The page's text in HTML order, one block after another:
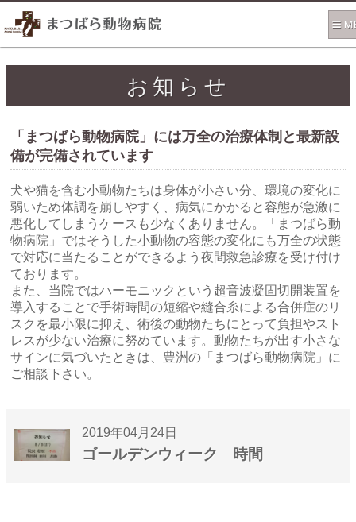
お知らせ
「まつばら動物病院」には万全の治療体制と最新設
備が完備されています
犬や猫を含む小動物たちは身体が小さい分、環境の変化に
弱いため体調を崩しやすく、病気にかかると容態が急激に
悪化してしまうケースも少なくありません。「まつばら動
物病院」ではそうした小動物の容態の変化にも万全の状態
で対応に当たることができるよう夜間救急診療を受け付け
ております。
また、当院ではハーモニックという超音波凝固切開装置を
導入することで手術時間の短縮や縫合糸による合併症のリ
スクを最小限に抑え、術後の動物たちにとって負担やスト
レスが少ない治療に努めています。動物たちが出す小さな
サインに気づいたときは、豊洲の「まつばら動物病院」に
ご相談下さい。
2019年04月24日
ゴールデンウィーク 時間